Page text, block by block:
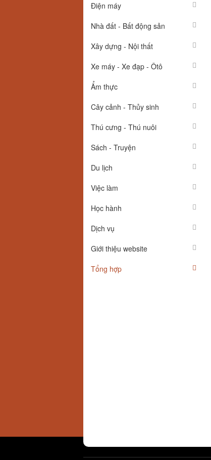
Điện máy
Nhà đất - Bất động sản
Xây dựng - Nội thất
Xe máy - Xe đạp - Ôtô
Ẩm thực
Cây cảnh - Thủy sinh
Thú cưng - Thú nuôi
Sách - Truyện
Du lịch
Việc làm
Học hành
Dịch vụ
Giới thiệu website
Tổng hợp